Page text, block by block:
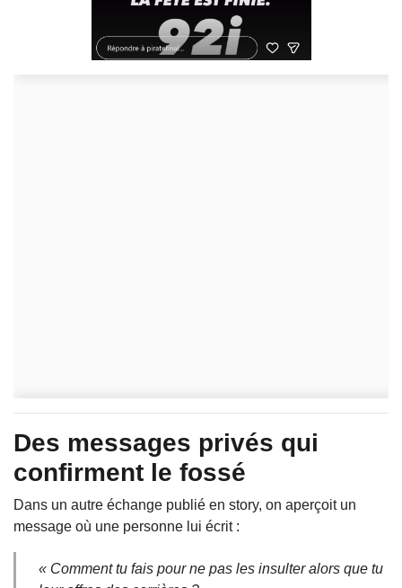
Des messages privés qui
confirment le fossé
Dans un autre échange publié en story, on aperçoit un
message où une personne lui écrit :
« Comment tu fais pour ne pas les insulter alors que tu